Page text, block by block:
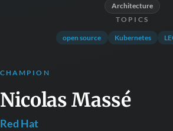
Architecture
TOPICS
open source Kubernetes
CHAMPION
Nicolas Massé
Red Hat